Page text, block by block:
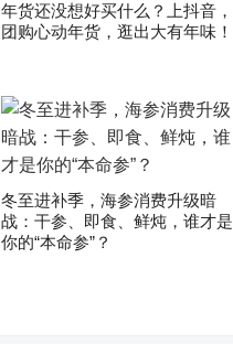
年货还没想好买什么？上抖音，
团购心动年货，逛出大有年味！
冬至进补季，海参消费升级暗
战：干参、即食、鲜炖，谁才是
你的“本命参”？